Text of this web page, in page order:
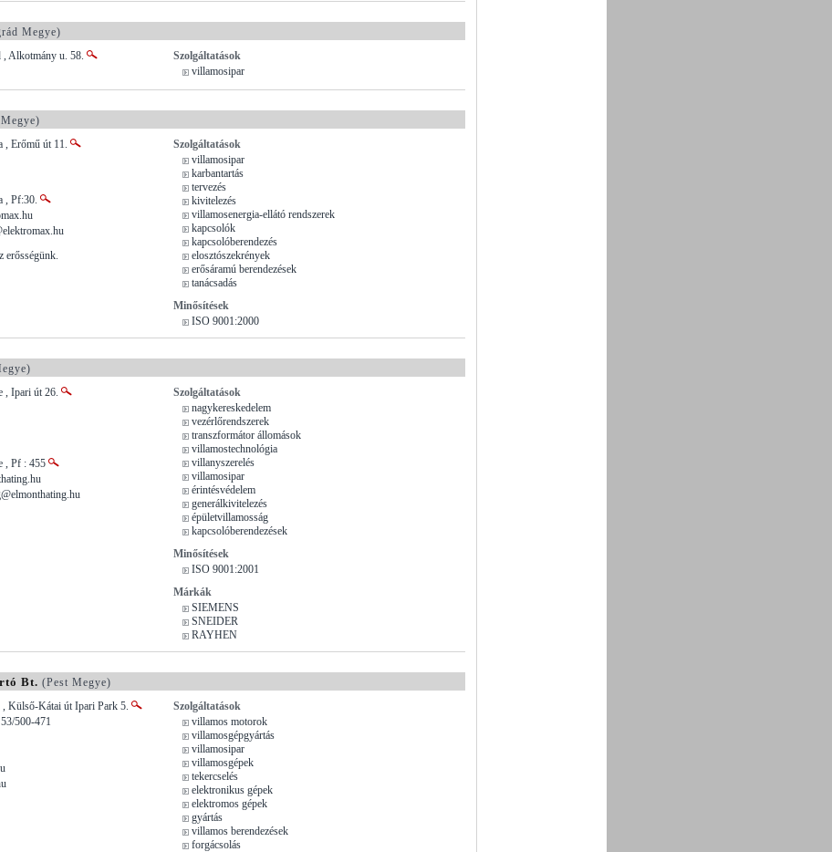
Megye)
, Alkotmány u. 58.
Szolgáltatások
villamosipar
, Erőmű út 11.
, Pf:30.
erősségünk.
Szolgáltatások
villamosipar
karbantartás
tervezés
kivitelezés
villamosenergia-ellátó rendszerek
kapcsolók
kapcsolóberendezés
elosztószekrények
erősáramú berendezések
tanácsadás
Minősítések
ISO 9001:2000
, Ipari út 26.
, Pf : 455
Szolgáltatások
nagykereskedelem
vezérlőrendszerek
transzformátor állomások
villamostechnológia
villanyszerelés
villamosipar
érintésvédelem
generálkivitelezés
épületvillamosság
kapcsolóberendezések
Minősítések
ISO 9001:2001
Márkák
SIEMENS
SNEIDER
RAYHEN
Bt. (Pest Megye)
, Külső-Kátai út Ipari Park 5.
500-471
Szolgáltatások
villamos motorok
villamosgépgyártás
villamosipar
villamosgépek
tekercselés
elektronikus gépek
elektromos gépek
gyártás
villamos berendezések
forgácsolás